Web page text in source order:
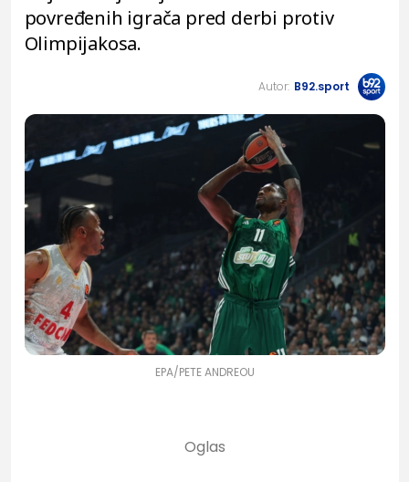
povređenih igrača pred derbi protiv
Olimpijakosa.
Autor: B92.sport
EPA/PETE ANDREOU